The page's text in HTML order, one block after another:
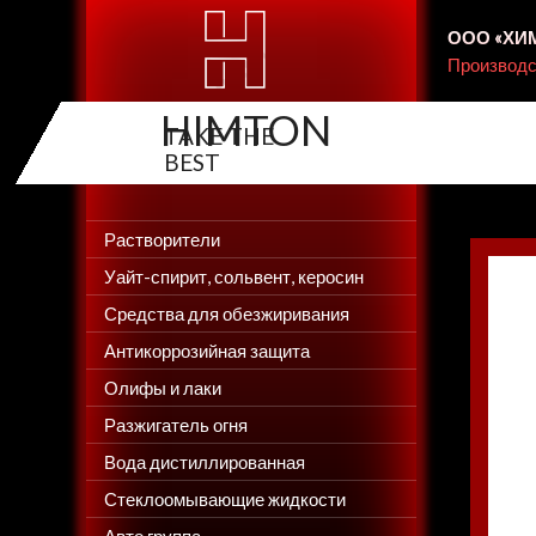
ООО
HIMTON
Растворители
Уайт-спирит, сольвент, керосин
Средства для обезжиривания
Антикоррозийная защита
Олифы и лаки
Разжигатель огня
Вода дистиллированная
Стеклоомывающие жидкости